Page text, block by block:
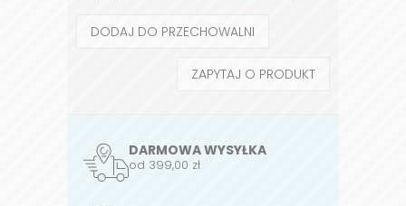
DODAJ DO PRZECHOWALNI
ZAPYTAJ O PRODUKT
DARMOWA WYSYŁKA
od 399,00 zł